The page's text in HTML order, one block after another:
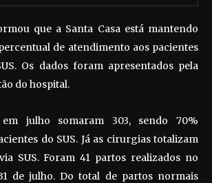
que a Santa Casa está mantendo
de atendimento aos pacientes
Os dados foram apresentados pela
do hospital.
julho somaram 303, sendo 70%
do SUS. Já as cirurgias totalizam
SUS. Foram 41 partos realizados no
de julho. Do total de partos normais